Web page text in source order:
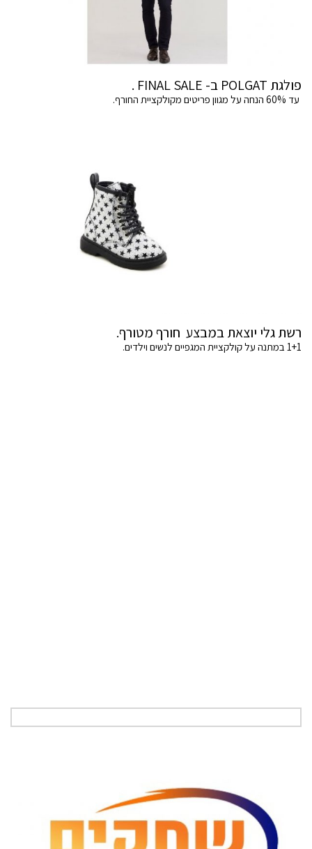
פולגת POLGAT ב- FINAL SALE .
עד 60% הנחה על מגוון פריטים מקולקציית החורף.
רשת גלי יוצאת במבצע חורף מטורף.
1+1 במתנה על קולקציית המגפיים לנשים וילדים.